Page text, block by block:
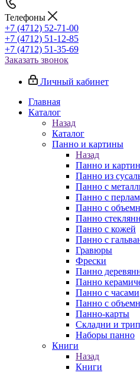
Телефоны
+7 (4712) 52-71-00
+7 (4712) 51-12-85
+7 (4712) 51-35-69
Заказать звонок
Личный кабинет
Главная
Каталог
Назад
Каталог
Панно и картины
Назад
Панно и
Панно из
Панно с
Панно с
Панно с
Панно
Панно с кожей
Панно с
Гравюры
Фрески
Панно
Панно
Панно с часами
Панно с
Панно-карты
Складни и
Наборы панно
Книги
Назад
Книги